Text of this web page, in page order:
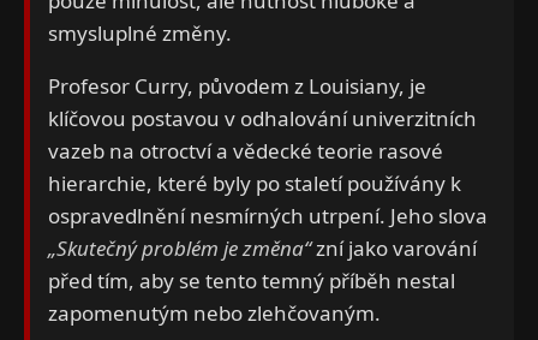
smysluplné změny.
Profesor Curry, původem z Louisiany, je
klíčovou postavou v odhalování univerzitních
vazeb na otroctví a vědecké teorie rasové
hierarchie, které byly po staletí používány k
ospravedlnění nesmírných utrpení. Jeho slova
„Skutečný problém je změna“zní jako varování
před tím, aby se tento temný příběh nestal
zapomenutým nebo zlehčovaným.